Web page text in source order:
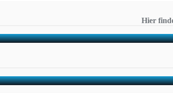
Hier